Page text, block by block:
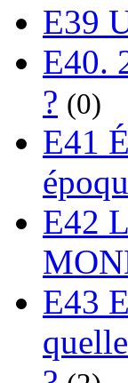
E39
E40.
? (0)
E41
E42
E43